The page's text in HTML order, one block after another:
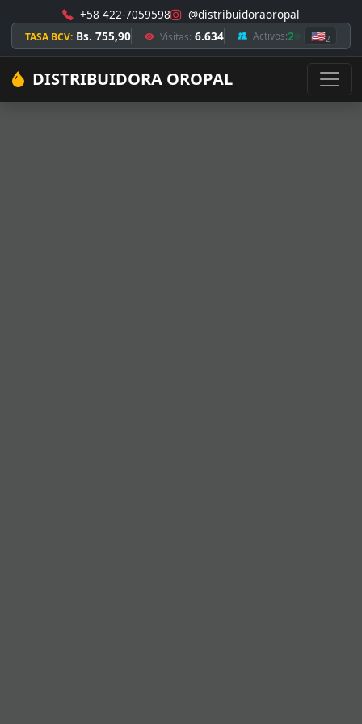
+58 422-7059598 @distribuidoraoropal
TASA BCV: Bs. 755,90 Visitas: 6.634 Activos:2 🇺🇸2
DISTRIBUIDORA OROPAL